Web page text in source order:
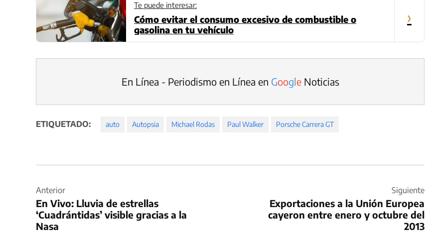
Te puede interesar:
Cómo evitar el consumo excesivo de combustible o
gasolina en tu vehículo
›
En Línea - Periodismo en Línea en GoogleNoticias
ETIQUETADO: auto Autopsia Michael Rodas Paul Walker Porsche Carrera GT
de
entradas
Anterior
En Vivo: Lluvia de estrellas
‘Cuadrántidas’ visible gracias a la
Nasa
Siguiente
Exportaciones a la Unión Europea
cayeron entre enero y octubre del
2013